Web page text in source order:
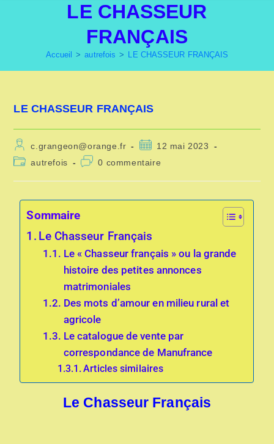
LE CHASSEUR
FRANÇAIS
Accueil > autrefois > LE CHASSEUR FRANÇAIS
LE CHASSEUR FRANÇAIS
c.grangeon@orange.fr
12 mai 2023
autrefois
0 commentaire
Sommaire
Le Chasseur Français
Le « Chasseur français » ou la grande
histoire des petites annonces
matrimoniales
Des mots d’amour en milieu rural et
agricole
Le catalogue de vente par
correspondance de Manufrance
Articles similaires
Le Chasseur Français